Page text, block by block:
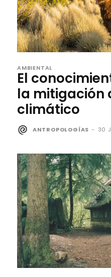
AMBIENTAL
El
la mitigación
climático
ANTROPOLOGÍAS - 30